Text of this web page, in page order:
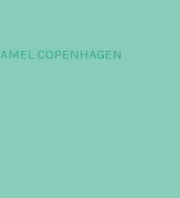
COPENHAGEN